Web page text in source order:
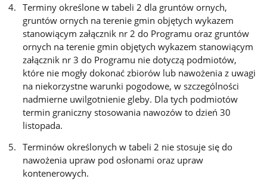
Terminy określone w tabeli 2 dla gruntów ornych,
gruntów ornych na terenie gmin objętych wykazem
stanowiącym załącznik nr 2 do Programu oraz gruntów
ornych na terenie gmin objętych wykazem stanowiącym
załącznik nr 3 do Programu nie dotyczą podmiotów,
które nie mogły dokonać zbiorów lub nawożenia z uwagi
na niekorzystne warunki pogodowe, w szczególności
nadmierne uwilgotnienie gleby. Dla tych podmiotów
termin graniczny stosowania nawozów to dzień 30
listopada.
Terminów określonych w tabeli 2 nie stosuje się do
nawożenia upraw pod osłonami oraz upraw
kontenerowych.